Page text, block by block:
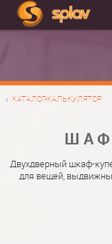
КАТАЛОГ-КАЛЬКУЛЯТОР
Двухдверный шкаф-
для вещей,
ВБУДОВАНІ
НАСТІННА
ФОТО ШАФ
МАТЕРІАЛИ
ФУРНІТУРА
КАТАЛОГИ
ПРО НАС